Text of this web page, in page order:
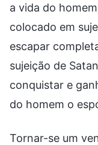
a vida do
colocado em
escapar
sujeição de
conquistar e
do homem o
Tornar-se um